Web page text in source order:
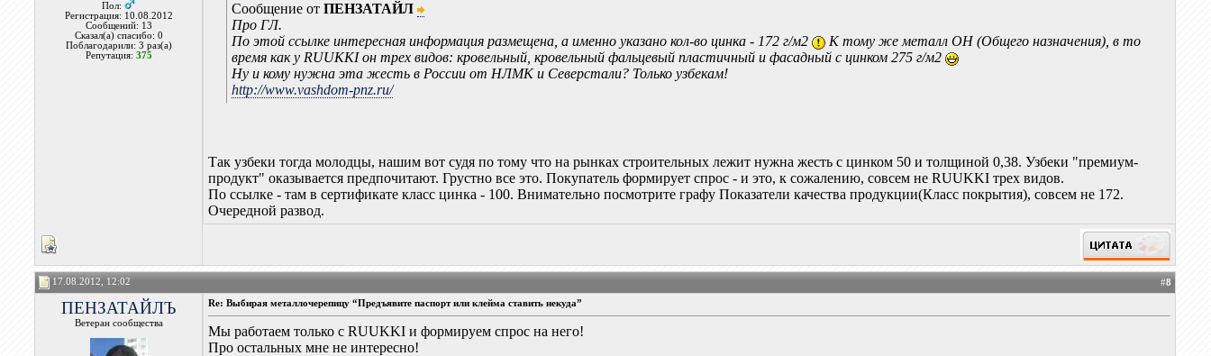
Пол:
Регистрация: 10.08.2012
Сообщений: 13
Сказал(а) спасибо: 0
Поблагодарили: 3 раз(а)
Репутация: 375
Сообщение отПЕНЗАТАЙЛ
Про ГЛ.
По этой ссылке интересная информация размещена, а именно указано кол-во цинка - 172 г/м2
К тому же металл ОН (Общего назначения), в то
время как у RUUKKI он трех видов: кровельный, кровельный фальцевый пластичный и фасадный с цинком 275 г/м2
Ну и кому нужна эта жесть в России от НЛМК и Северстали? Только узбекам!
http://www.vashdom-pnz.ru/
Так узбеки тогда молодцы, нашим вот судя по тому что на рынках строительных лежит нужна жесть с цинком 50 и толщиной 0,38. Узбеки "премиум-
продукт" оказывается предпочитают. Грустно все это. Покупатель формирует спрос - и это, к сожалению, совсем не RUUKKI трех видов.
По ссылке - там в сертификате класс цинка - 100. Внимательно посмотрите графу Показатели качества продукции(Класс покрытия), совсем не 172.
Очередной развод.
17.08.2012, 12:02 #8
ПЕНЗАТАЙЛЪ
Ветеран сообщества
Re: Выбирая металлочерепицу “Предъявите паспорт или клейма ставить некуда”
Мы работаем только с RUUKKI и формируем спрос на него!
Про остальных мне не интересно!